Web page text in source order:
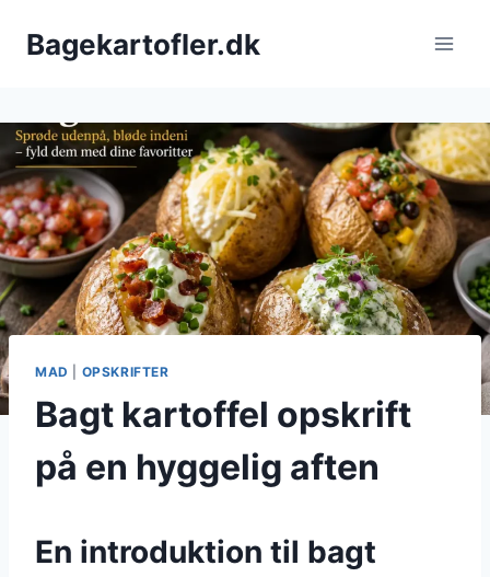
Bagekartofler.dk
MAD OPSKRIFTER
Bagt kartoffel opskrift
på en hyggelig aften
En introduktion til bagt